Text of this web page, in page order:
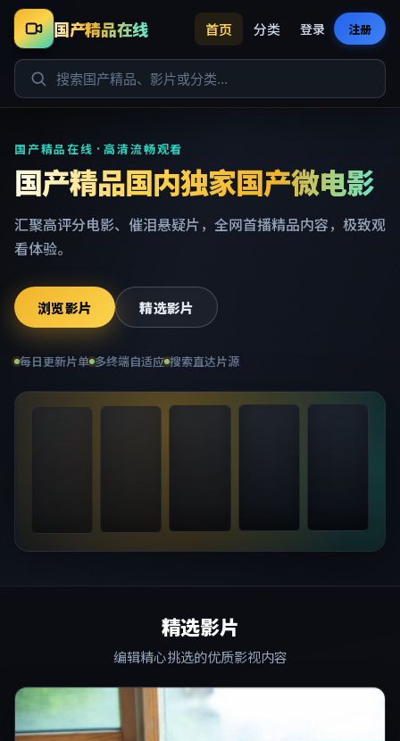
国产精品在线 首页 分类 登录 注册
国产精品在线 · 高清流畅观看
国产精品国内独家国产微电影
汇聚高评分电影、催泪悬疑片，全网首播精品内容，极致观
看体验。
浏览影片 精选影片
每日更新片单 多终端自适应 搜索直达片源
精选影片
编辑精心挑选的优质影视内容